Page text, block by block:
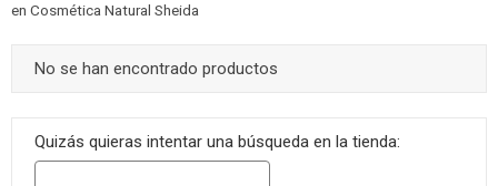
en Cosmética Natural Sheida
No se han encontrado productos
Quizás quieras intentar una búsqueda en la tienda: